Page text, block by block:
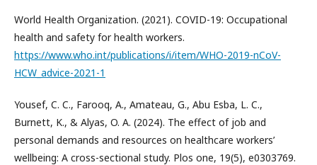
World Health Organization. (2021). COVID-19: Occupational
health and safety for health workers.
https://www.who.int/publications/i/item/WHO-2019-nCoV-
HCW_advice-2021-1
Yousef, C. C., Farooq, A., Amateau, G., Abu Esba, L. C.,
Burnett, K., & Alyas, O. A. (2024). The effect of job and
personal demands and resources on healthcare workers’
wellbeing: A cross-sectional study. Plos one, 19(5), e0303769.